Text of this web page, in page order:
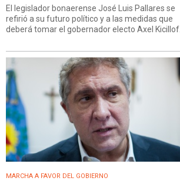
El legislador bonaerense José Luis Pallares se
refirió a su futuro político y a las medidas que
deberá tomar el gobernador electo Axel Kicillof.
MARCHA A FAVOR DEL GOBIERNO